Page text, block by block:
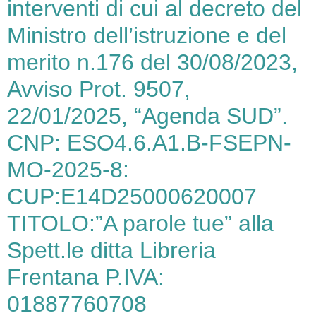
interventi di cui al decreto del
Ministro dell’istruzione e del
merito n.176 del 30/08/2023,
Avviso Prot. 9507,
22/01/2025, “Agenda SUD”.
CNP: ESO4.6.A1.B-FSEPN-
MO-2025-8:
CUP:E14D25000620007
TITOLO:”A parole tue” alla
Spett.le ditta Libreria
Frentana P.IVA:
01887760708